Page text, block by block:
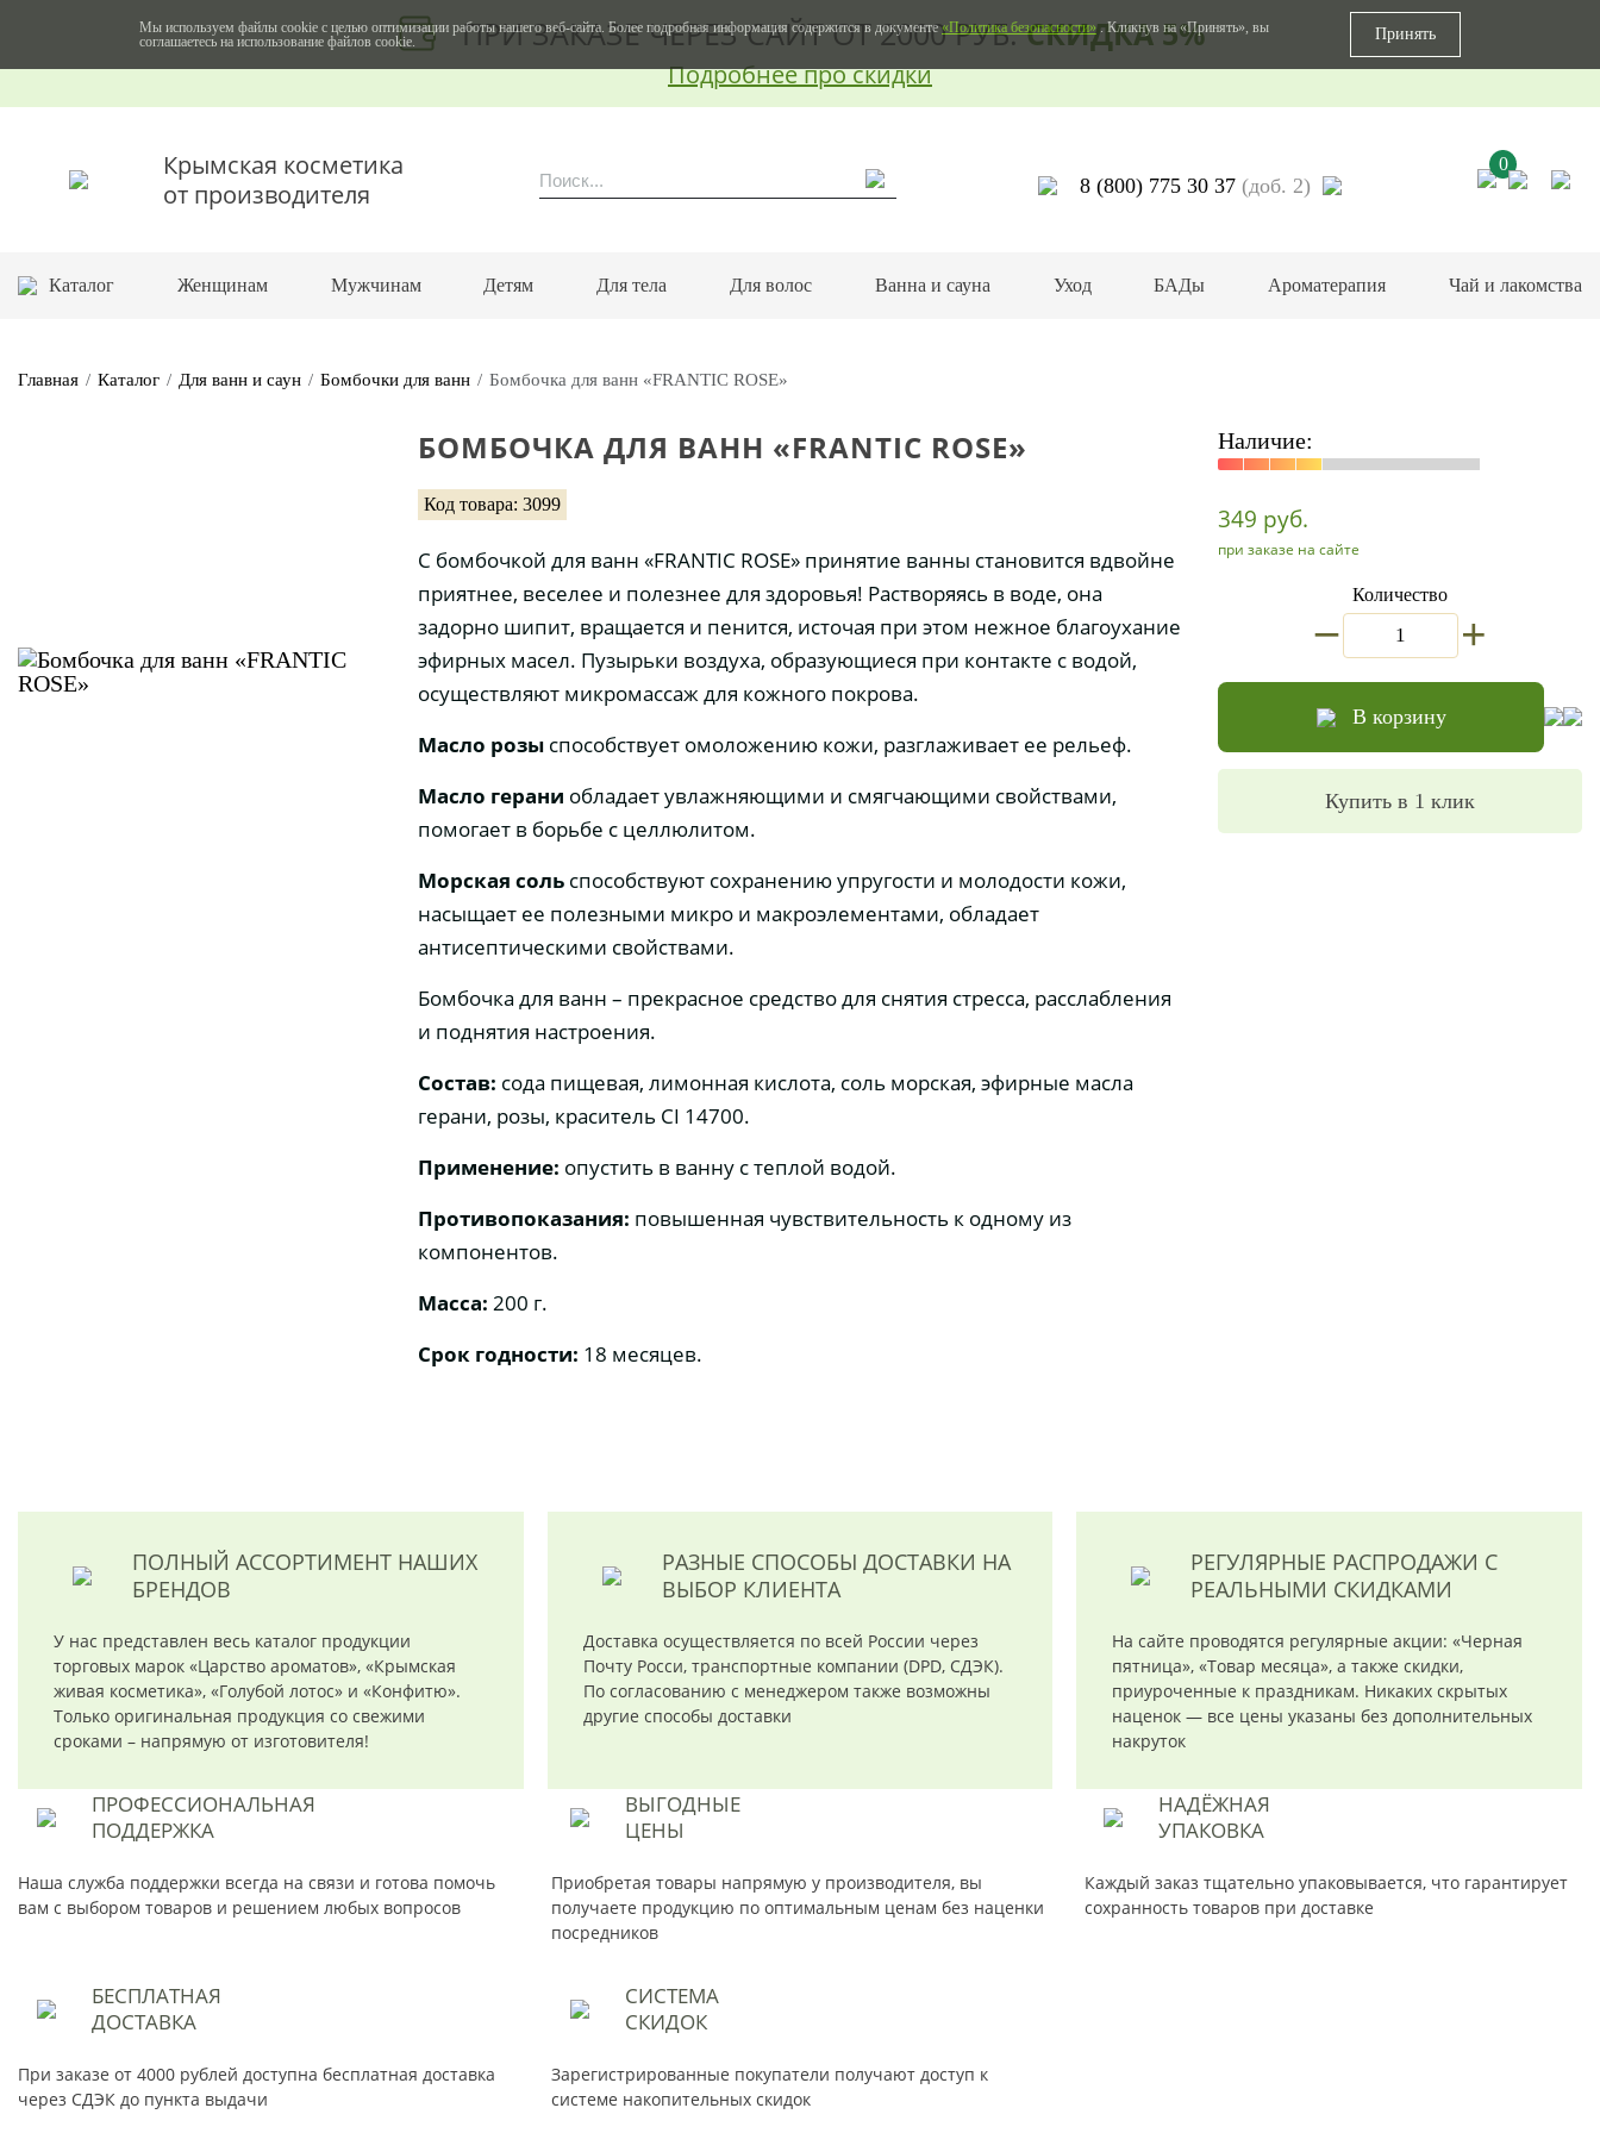
ПРИ ЗАКАЗЕ ЧЕРЕЗ САЙТ ОТ 2000 РУБ.СКИДКА 5%
Подробнее про скидки
Крымская косметика
от производителя
8 (800) 775 30 37 (доб. 2)
0
Каталог Женщинам Мужчинам Детям Для тела Для волос Ванна и сауна Уход БАДы Ароматерапия Чай и лакомства
Главная Каталог Для ванн и саун Бомбочки для ванн Бомбочка для ванн «FRANTIC ROSE»
БОМБОЧКА ДЛЯ ВАНН «FRANTIC ROSE»
Код товара: 3099
С бомбочкой для ванн «FRANTIC ROSE» принятие ванны становится вдвойне
приятнее, веселее и полезнее для здоровья! Растворяясь в воде, она
задорно шипит, вращается и пенится, источая при этом нежное благоухание
эфирных масел. Пузырьки воздуха, образующиеся при контакте с водой,
осуществляют микромассаж для кожного покрова.
Масло розы способствует омоложению кожи, разглаживает ее рельеф.
Масло герани обладает увлажняющими и смягчающими свойствами,
помогает в борьбе с целлюлитом.
Морская соль способствуют сохранению упругости и молодости кожи,
насыщает ее полезными микро и макроэлементами, обладает
антисептическими свойствами.
Бомбочка для ванн – прекрасное средство для снятия стресса, расслабления
и поднятия настроения.
Состав: сода пищевая, лимонная кислота, соль морская, эфирные масла
герани, розы, краситель CI 14700.
Применение: опустить в ванну с теплой водой.
Противопоказания: повышенная чувствительность к одному из
компонентов.
Масса: 200 г.
Срок годности: 18 месяцев.
Наличие:
349 руб.
при заказе на сайте
Количество
+
В корзину
Купить в 1 клик
ПОЛНЫЙ АССОРТИМЕНТ НАШИХ
БРЕНДОВ
У нас представлен весь каталог продукции
торговых марок «Царство ароматов», «Крымская
живая косметика», «Голубой лотос» и «Конфитю».
Только оригинальная продукция со свежими
сроками – напрямую от изготовителя!
РАЗНЫЕ СПОСОБЫ ДОСТАВКИ НА
ВЫБОР КЛИЕНТА
Доставка осуществляется по всей России через
Почту Росси, транспортные компании (DPD, СДЭК).
По согласованию с менеджером также возможны
другие способы доставки
РЕГУЛЯРНЫЕ РАСПРОДАЖИ С
РЕАЛЬНЫМИ СКИДКАМИ
На сайте проводятся регулярные акции: «Черная
пятница», «Товар месяца», а также скидки,
приуроченные к праздникам. Никаких скрытых
наценок — все цены указаны без дополнительных
накруток
ПРОФЕССИОНАЛЬНАЯ
ПОДДЕРЖКА
Наша служба поддержки всегда на связи и готова помочь
вам с выбором товаров и решением любых вопросов
ВЫГОДНЫЕ
ЦЕНЫ
Приобретая товары напрямую у производителя, вы
получаете продукцию по оптимальным ценам без наценки
посредников
НАДЁЖНАЯ
УПАКОВКА
Каждый заказ тщательно упаковывается, что гарантирует
сохранность товаров при доставке
БЕСПЛАТНАЯ
ДОСТАВКА
При заказе от 4000 рублей доступна бесплатная доставка
через СДЭК до пункта выдачи
СИСТЕМА
СКИДОК
Зарегистрированные покупатели получают доступ к
системе накопительных скидок
Мы используем файлы cookie с целью оптимизации работы нашего веб-сайта. Более подробная информация содержится в документе«Политика безопасности». Кликнув на «Принять», вы
соглашаетесь на использование файлов cookie.
Принять